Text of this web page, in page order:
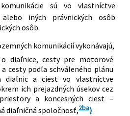
komunikácie sú vo vlastníctve
iných právnických osôb
osôb.
komunikácií vykonávajú,
diaľnice, cesty pre motorové
cesty podľa schváleného plánu
diaľnic a ciest vo vlastníctve
ich prejazdných úsekov cez
a koncesných ciest –
diaľničná spoločnosť,2ba)